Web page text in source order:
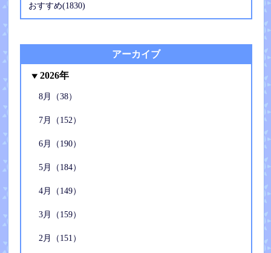
おすすめ(1830)
アーカイブ
2026年
8月（38）
7月（152）
6月（190）
5月（184）
4月（149）
3月（159）
2月（151）